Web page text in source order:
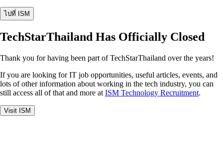
ไปที่ ISM
TechStarThailand Has Officially Closed
Thank you for having been part of TechStarThailand over the years!
If you are looking for IT job opportunities, useful articles, events, and
lots of other information about working in the tech industry, you can
still access all of that and more at ISM Technology Recruitment.
Visit ISM